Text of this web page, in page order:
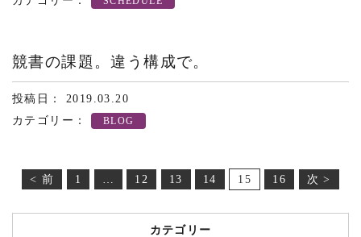
競書の課題。違う構成で。
投稿日： 2019.03.20
カテゴリー：
BLOG
< 前 1 … 12 13 14 15 16 次 >
カテゴリー